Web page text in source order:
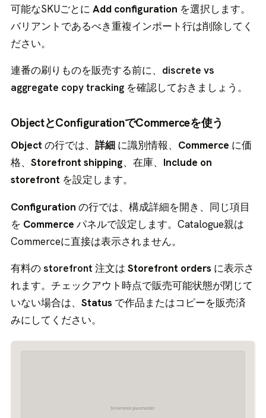
可能なSKUごとにAdd configuration を選択します。
バリアントであるべき重複インポート行は削除してく
ださい。
連番の刷りものを販売する前に、 discrete vs
aggregate copy tracking を確認しておきましょう。
ObjectとConfigurationでCommerceを使う
Object の行では、詳細 に識別情報、 Commerce に価
格、Storefront shipping、在庫、 Include on
storefront を設定します。
Configuration の行では、構成詳細を開き、同じ項目
を Commerce パネルで設定します。Catalogue親は
Commerceに直接は表示されません。
有料のstorefront 注文はStorefront orders に表示さ
れます。チェックアウト時点で販売可能状態が閉じて
いない場合は、Status で作品またはコピーを販売済
みにしてください。